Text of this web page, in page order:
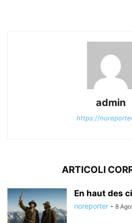
admin
https://
ARTICOLI
En haut des
noreporter - 8